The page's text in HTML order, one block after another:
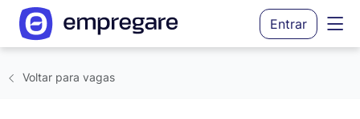
Entrar
Voltar para vagas